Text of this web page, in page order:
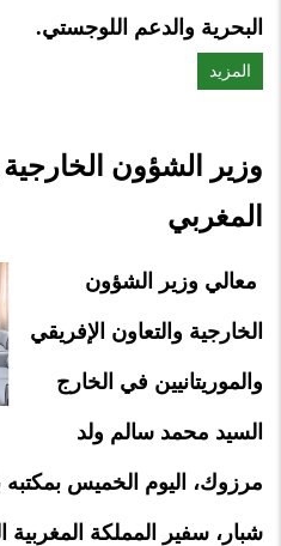
البحرية والدعم اللوجستي.
المزيد
وزير الشؤون
المغربي
معالي وزير الشؤون
الخارجية والتعاون الإفريقي
والموريتانيين في الخارج
السيد محمد سالم ولد
مرزوك، اليوم الخميس بمكتبه
شبار، سفير المملكة المغربية